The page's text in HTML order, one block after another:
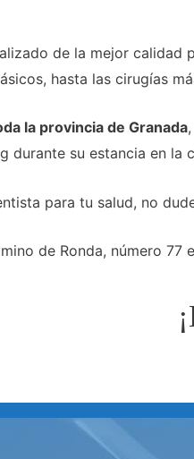
de la mejor calidad
hasta las cirugías
la provincia de Granada
durante su estancia en la
para tu salud, no
de Ronda, número 77